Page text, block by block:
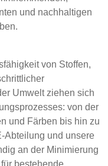
FORCES
SPAIN
und nachhaltigen
von Stoffen,
Umwelt ziehen sich
von der
und Färben bis hin zu
Abteilung und unsere
an der Minimierung